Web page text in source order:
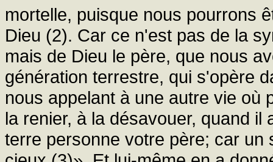
mortelle, puisque nous pourrons
Dieu (2). Car ce n'est pas de la
mais de Dieu le père, que nous
génération terrestre, qui s'opère
nous appelant à une autre vie où
la renier, à la désavouer, quand
terre personne votre père; car